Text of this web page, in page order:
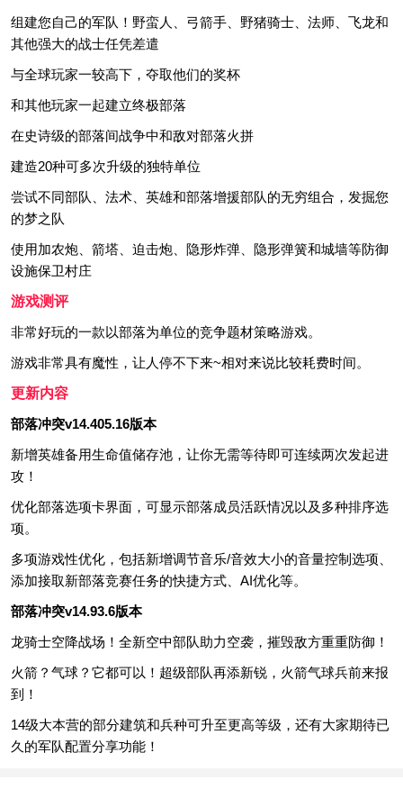
组建您自己的军队！野蛮人、弓箭手、野猪骑士、法师、飞龙和
其他强大的战士任凭差遣
与全球玩家一较高下，夺取他们的奖杯
和其他玩家一起建立终极部落
在史诗级的部落间战争中和敌对部落火拼
建造20种可多次升级的独特单位
尝试不同部队、法术、英雄和部落增援部队的无穷组合，发掘您
的梦之队
使用加农炮、箭塔、迫击炮、隐形炸弹、隐形弹簧和城墙等防御
设施保卫村庄
游戏测评
非常好玩的一款以部落为单位的竞争题材策略游戏。
游戏非常具有魔性，让人停不下来~相对来说比较耗费时间。
更新内容
部落冲突v14.405.16版本
新增英雄备用生命值储存池，让你无需等待即可连续两次发起进
攻！
优化部落选项卡界面，可显示部落成员活跃情况以及多种排序选
项。
多项游戏性优化，包括新增调节音乐/音效大小的音量控制选项、
添加接取新部落竞赛任务的快捷方式、AI优化等。
部落冲突v14.93.6版本
龙骑士空降战场！全新空中部队助力空袭，摧毁敌方重重防御！
火箭？气球？它都可以！超级部队再添新锐，火箭气球兵前来报
到！
14级大本营的部分建筑和兵种可升至更高等级，还有大家期待已
久的军队配置分享功能！